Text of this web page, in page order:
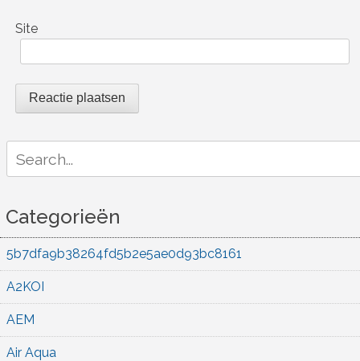
Site
for:
Categorieën
5b7dfa9b38264fd5b2e5ae0d93bc8161
A2KOI
AEM
Air Aqua